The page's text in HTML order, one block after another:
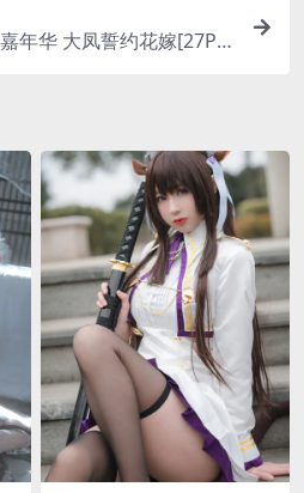
年华 大凤誓约花嫁[27P-1